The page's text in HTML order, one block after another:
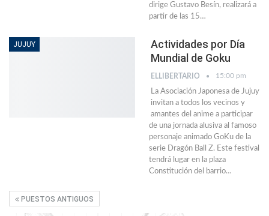
dirige Gustavo Besín, realizará a
partir de las 15…
JUJUY
Actividades por Día
Mundial de Goku
ELLIBERTARIO 15:00 pm
La Asociación Japonesa de Jujuy
invitan a todos los vecinos y
amantes del anime a participar
de una jornada alusiva al famoso
personaje animado GoKu de la
serie Dragón Ball Z. Este festival
tendrá lugar en la plaza
Constitución del barrio…
PUESTOS ANTIGUOS